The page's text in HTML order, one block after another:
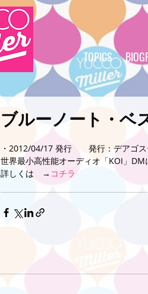
TOPICS
ブルーノート・ベ
・2012/04/17 発行　　発行：デアゴ
世界最小高性能オーディオ「KOI」DM
詳しくは　→ コチラ